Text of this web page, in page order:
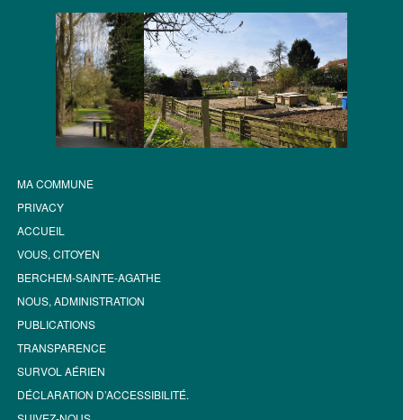
MA COMMUNE
PRIVACY
ACCUEIL
VOUS, CITOYEN
BERCHEM-SAINTE-AGATHE
NOUS, ADMINISTRATION
PUBLICATIONS
TRANSPARENCE
SURVOL AÉRIEN
DÉCLARATION D’ACCESSIBILITÉ.